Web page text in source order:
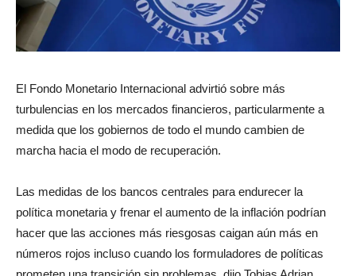
El Fondo Monetario Internacional advirtió sobre más
turbulencias en los mercados financieros, particularmente a
medida que los gobiernos de todo el mundo cambien de
marcha hacia el modo de recuperación.
Las medidas de los bancos centrales para endurecer la
política monetaria y frenar el aumento de la inflación podrían
hacer que las acciones más riesgosas caigan aún más en
números rojos incluso cuando los formuladores de políticas